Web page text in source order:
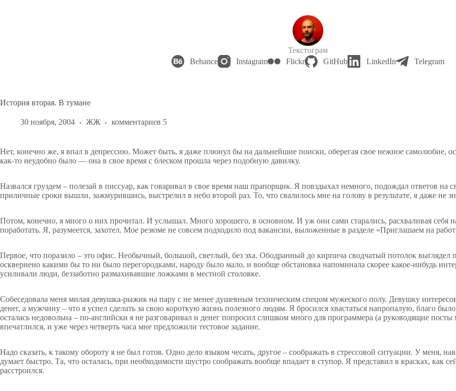
Текстограм
Behance
Instagram Flickr GitHub LinkedIn Telegram
История вторая. В тумане
30 ноября, 2004 ЖЖ комментариев 5
Нет, конечно же, я впал в депрессию. Может быть, я даже плюнул бы на дальнейшие поиски, оберегая свое нежное самолюбие,
как-то неудобно было — она в свое время с блеском прошла через подобную давилку.
Назвался груздем – полезай в писсуар, как говаривал в свое время наш прапорщик. Я повздыхал немного, подождал ответов на
приличные сроки вышли, зажмурившись, выстрелил в небо второй раз. То, что свалилось мне на голову в результате, я даже не
Потом, конечно, я много о них прочитал. И услышал. Много хорошего, в основном. И уж они сами старались, расхваливая себя
поработать. Я, разумеется, захотел. Мое резюме не совсем подходило под вакансии, выложенные в разделе «Приглашаем на
Первое, что поразило – это офис. Необычный, большой, светлый, без эха. Ободранный до кирпича сводчатый потолок выглядел
осквернено какими бы то ни было перегородками, народу было мало, и вообще обстановка напоминала скорее какое-нибудь
усиливали люди, беззаботно размахивавшие ложками в местной столовке.
Собеседовала меня милая девушка-рыжик на пару с не менее душевным техническим спецом мужеского полу. Девушку
денег, а мужчину – что я успел сделать за свою короткую жизнь полезного людям. Я бросился хвастаться напропалую, благо
осталась недовольна – по-английски я не разговаривал и денег попросил слишком много для программера (а руководящие посты
впечатлился, и уже через четверть часа мне предложили тестовое задание.
Надо сказать, к такому обороту я не был готов. Одно дело языком чесать, другое – соображать в стрессовой ситуации. У меня,
думает быстро. Та, что осталась, при необходимости шустро соображать вообще впадает в ступор. Я представил в красках, как
расстроился.